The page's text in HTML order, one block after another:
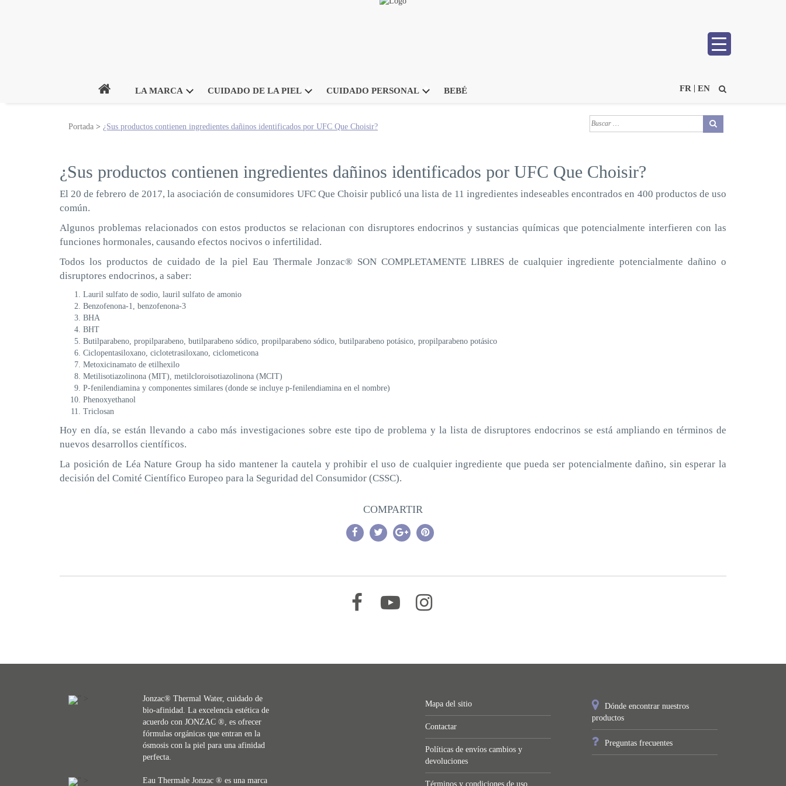
Inicio LA MARCA CUIDADO DE LA PIEL CUIDADO PERSONAL BEBÉ FR EN
Portada > ¿Sus productos contienen ingredientes dañinos identificados por UFC Que Choisir?
¿Sus productos contienen ingredientes dañinos identificados por UFC Que Choisir?
El 20 de febrero de 2017, la asociación de consumidores UFC Que Choisir publicó una lista de 11 ingredientes indeseables encontrados en 400 productos de uso
común.
Algunos problemas relacionados con estos productos se relacionan con disruptores endocrinos y sustancias químicas que potencialmente interfieren con las
funciones hormonales, causando efectos nocivos o infertilidad.
Todos los productos de cuidado de la piel Eau Thermale Jonzac® SON COMPLETAMENTE LIBRES de cualquier ingrediente potencialmente dañino o
disruptores endocrinos, a saber:
Lauril sulfato de sodio, lauril sulfato de amonio
Benzofenona-1, benzofenona-3
BHA
BHT
Butilparabeno, propilparabeno, butilparabeno sódico, propilparabeno sódico, butilparabeno potásico, propilparabeno potásico
Ciclopentasiloxano, ciclotetrasiloxano, ciclometicona
Metoxicinamato de etilhexilo
Metilisotiazolinona (MIT), metilcloroisotiazolinona (MCIT)
P-fenilendiamina y componentes similares (donde se incluye p-fenilendiamina en el nombre)
Phenoxyethanol
Triclosan
Hoy en día, se están llevando a cabo más investigaciones sobre este tipo de problema y la lista de disruptores endocrinos se está ampliando en términos de
nuevos desarrollos científicos.
La posición de Léa Nature Group ha sido mantener la cautela y prohibir el uso de cualquier ingrediente que pueda ser potencialmente dañino, sin esperar la
decisión del Comité Científico Europeo para la Seguridad del Consumidor (CSSC).
COMPARTIR
– – –
Jonzac® Thermal Water, cuidado de
bio-afinidad. La excelencia estética de
acuerdo con JONZAC ®, es ofrecer
fórmulas orgánicas que entran en la
ósmosis con la piel para una afinidad
perfecta.
Eau Thermale Jonzac ® es una marca
Mapa del sitio
Contactar
Políticas de envíos cambios y
devoluciones
Términos y condiciones de uso
Dónde encontrar nuestros
productos
Preguntas frecuentes